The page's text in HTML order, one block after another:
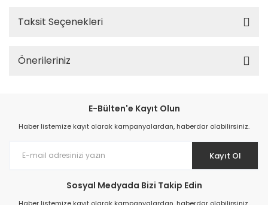
Taksit Seçenekleri
Önerileriniz
E-Bülten'e Kayıt Olun
Haber listemize kayıt olarak kampanyalardan, haberdar olabilirsiniz.
Kayıt Ol
Sosyal Medyada Bizi Takip Edin